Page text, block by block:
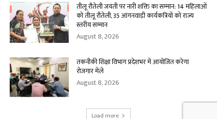
तीलू रौतेली जयंती पर नारी शक्ति का सम्मान: 14 महिलाओं
को तीलू रौतेली, 35 आंगनवाड़ी कार्यकत्रियों को राज्य
स्तरीय सम्मान
August 8, 2026
तकनीकी शिक्षा विभाग प्रदेशभर में आयोजित करेगा
रोजगार मेले
August 8, 2026
Load more